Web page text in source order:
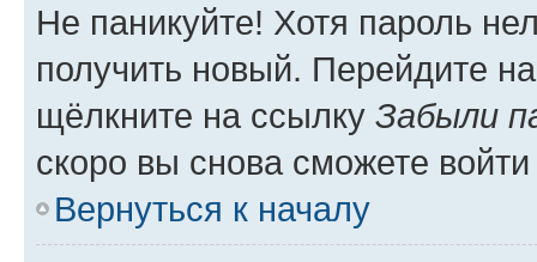
Не паникуйте! Хотя пароль
получить новый. Перейдите
щёлкните на ссылку Забыли
скоро вы снова сможете
Вернуться к началу